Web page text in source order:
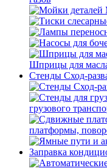
Шприцы для
Стенды Сход-
грузового
платформы,
Заправка